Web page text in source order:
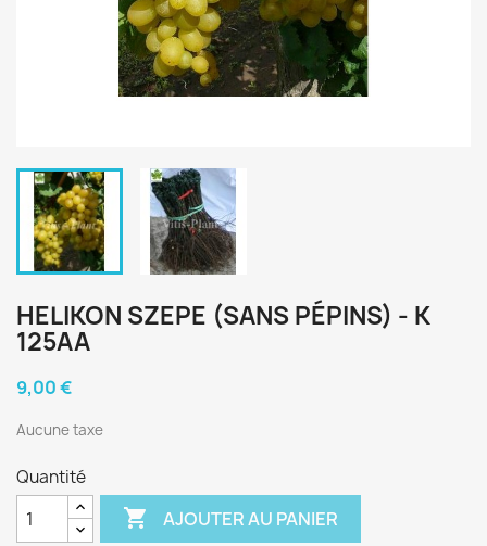
HELIKON SZEPE (SANS PÉPINS) - K
125AA
9,00 €
Aucune taxe
Quantité
 AJOUTER AU PANIER